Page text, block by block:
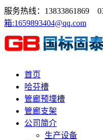
服务热线：13833861869
箱:1659893404@qq.com
首页
哈芬槽
管廊预埋槽
管廊支架
公司简介
生产设备